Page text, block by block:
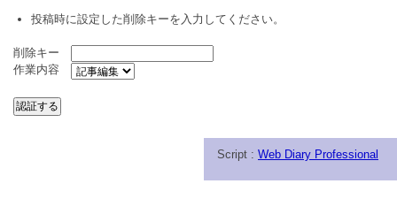
投稿時に設定した削除キーを入力してください。
削除キー
作業内容
Script : Web Diary Professional